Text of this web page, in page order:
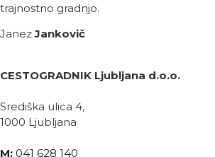
trajnostno gradnjo.
JanezJankovič
CESTOGRADNIK Ljubljana d.o.o.
Središka ulica 4,
1000 Ljubljana
M: 041 628 140